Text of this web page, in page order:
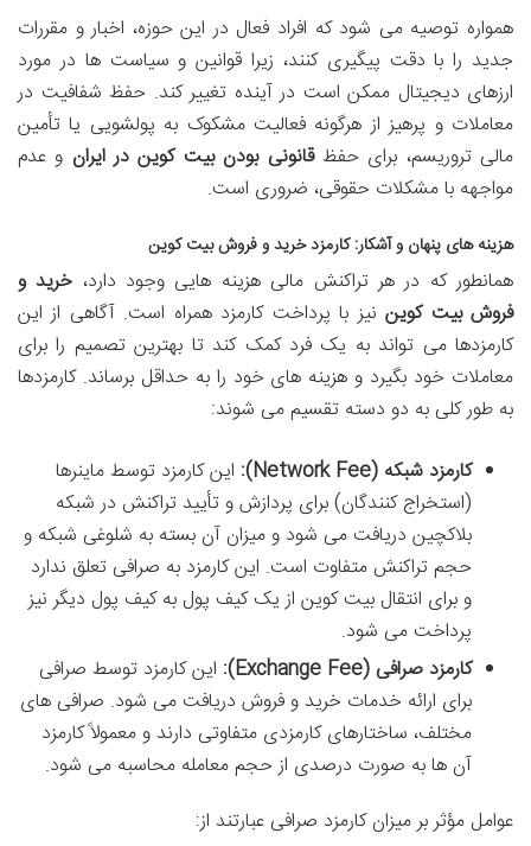
همواره توصیه می شود که افراد فعال در این حوزه، اخبار و مقررات
جدید را با دقت پیگیری کنند، زیرا قوانین و سیاست ها در مورد
ارزهای دیجیتال ممکن است در آینده تغییر کند. حفظ شفافیت در
معاملات و پرهیز از هرگونه فعالیت مشکوک به پولشویی یا تأمین
مالی تروریسم، برای حفظقانونی بودن بیت کوین در ایران و عدم
مواجهه با مشکلات حقوقی، ضروری است.
هزینه های پنهان و آشکار: کارمزد خرید و فروش بیت کوین
همانطور که در هر تراکنش مالی هزینه هایی وجود دارد، خرید و
فروش بیت کویننیز با پرداخت کارمزد همراه است. آگاهی از این
کارمزدها می تواند به یک فرد کمک کند تا بهترین تصمیم را برای
معاملات خود بگیرد و هزینه های خود را به حداقل برساند. کارمزدها
به طور کلی به دو دسته تقسیم می شوند:
کارمزد شبکه (Network Fee):
این کارمزد توسط ماینرها
(استخراج کنندگان) برای پردازش و تأیید تراکنش در شبکه
بلاکچین دریافت می شود و میزان آن بسته به شلوغی شبکه و
حجم تراکنش متفاوت است. این کارمزد به صرافی تعلق ندارد
و برای انتقال بیت کوین از یک کیف پول به کیف پول دیگر نیز
پرداخت می شود.
کارمزد صرافی (Exchange Fee):
این کارمزد توسط صرافی
برای ارائه خدمات خرید و فروش دریافت می شود. صرافی های
مختلف، ساختارهای کارمزدی متفاوتی دارند و معمولاً کارمزد
آن ها به صورت درصدی از حجم معامله محاسبه می شود.
عوامل مؤثر بر میزان کارمزد صرافی عبارتند از: